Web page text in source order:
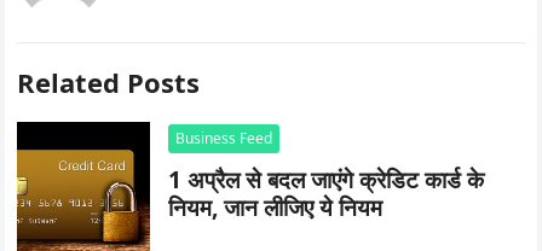
Related Posts
Business Feed
1 अप्रैल से बदल जाएंगे क्रेडिट कार्ड के
नियम, जान लीजिए ये नियम